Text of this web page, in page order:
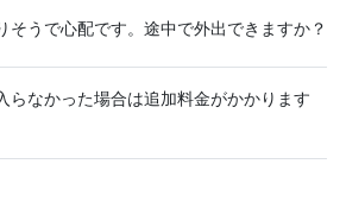
そうで心配です。途中で外出できますか？
らなかった場合は追加料金がかかります